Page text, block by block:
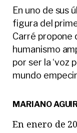
En uno de sus
figura del
Carré propone
humanismo
por ser la ‘voz
mundo
MARIANO
En enero de